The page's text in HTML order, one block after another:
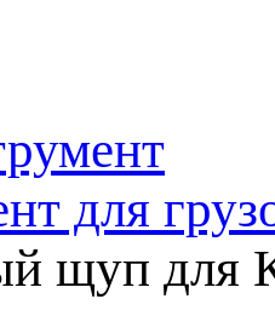
для
щуп для